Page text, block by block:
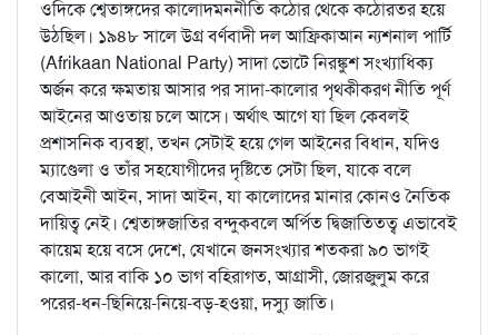
ওদিকে শ্বেতাঙ্গদের কালোদমননীতি কঠোর থেকে কঠোরতর হয়ে
উঠছিল। ১৯৪৮ সালে উগ্র বর্ণবাদী দল আফ্রিকাআন ন্যশনাল পার্টি
(Afrikaan National Party) সাদা ভোটে নিরঙ্কুশ সংখ্যাধিক্য
অর্জন করে ক্ষমতায় আসার পর সাদা-কালোর পৃথকীকরণ নীতি পূর্ণ
আইনের আওতায় চলে আসে। অর্থাৎ আগে যা ছিল কেবলই
প্রশাসনিক ব্যবস্থা, তখন সেটাই হয়ে গেল আইনের বিধান, যদিও
ম্যাণ্ডেলা ও তাঁর সহযোগীদের দৃষ্টিতে সেটা ছিল, যাকে বলে
বেআইনী আইন, সাদা আইন, যা কালোদের মানার কোনও নৈতিক
দায়িত্ব নেই। শ্বেতাঙ্গজাতির বন্দুকবলে অর্পিত দ্বিজাতিতত্ব এভাবেই
কায়েম হয়ে বসে দেশে, যেখানে জনসংখ্যার শতকরা ৯০ ভাগই
কালো, আর বাকি ১০ ভাগ বহিরাগত, আগ্রাসী, জোরজুলুম করে
পরের-ধন-ছিনিয়ে-নিয়ে-বড়-হওয়া, দস্যু জাতি।